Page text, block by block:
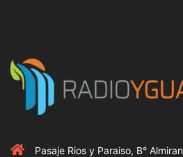
Pasaje Rios y Paraiso, B°